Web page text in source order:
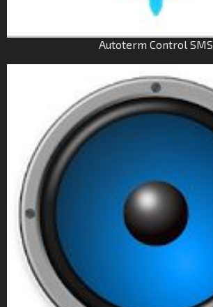
Autoterm Control SMS